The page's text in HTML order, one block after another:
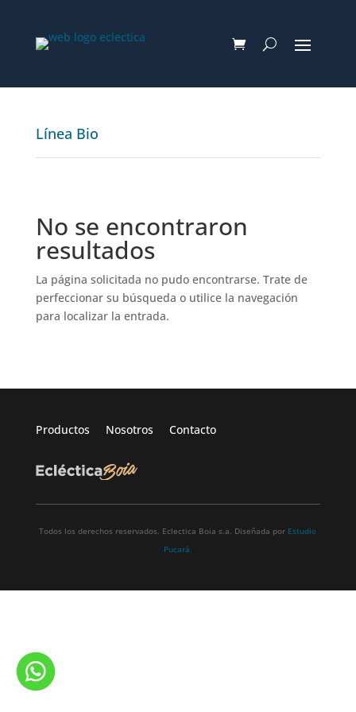
Línea Bio
No se encontraron
resultados
La página solicitada no pudo encontrarse. Trate de
perfeccionar su búsqueda o utilice la navegación
para localizar la entrada.
Productos Nosotros Contacto
Todos los derechos reservados. Eclectica Boia s.a. Diseñada por Estudio
Pucará.